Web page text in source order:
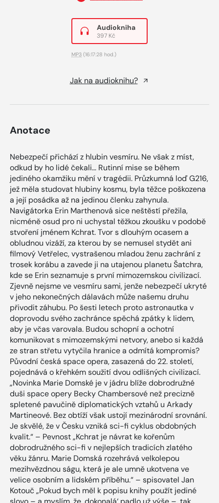
Audiokniha
397 Kč
MP3 (16:17:28 hod.)
Jak na audioknihu?
Anotace
Nebezpečí přichází z hlubin vesmíru. Ne však z míst,
odkud by ho lidé čekali… Rutinní mise se během
jediného okamžiku mění v tragédii. Průzkumná loď G216,
jež měla studovat hlubiny kosmu, byla těžce poškozena
a její posádka až na jedinou členku zahynula.
Navigátorka Erin Marthenová sice neštěstí přežila,
nicméně osud pro ni uchystal těžkou zkoušku v podobě
stvoření jménem Kchrat. Tvor s dlouhým ocasem a
obludnou vizáží, za kterou by se nemusel stydět ani
filmový Vetřelec, vystrašenou mladou ženu zachrání z
trosek korábu a zavede ji na utajenou planetu Šatchra,
kde se Erin seznamuje s první mimozemskou civilizací.
Zjevně nejsme ve vesmíru sami, jenže nebezpečí ukryté
v jeho nekonečných dálavách může našemu druhu
přivodit záhubu. Po šesti letech proto astronautka v
doprovodu svého zachránce spěchá zpátky k lidem,
aby je včas varovala. Budou schopní a ochotní
komunikovat s mimozemskými netvory, anebo si každá
ze stran střetu vytyčila hranice a odmítá kompromis?
Původní česká space opera, zasazená do 22. století,
pojednává o křehkém soužití dvou odlišných civilizací.
„Novinka Marie Domské je v jádru blíže dobrodružné
duši space opery Becky Chambersové než precizně
spletené pavučině diplomatických vztahů u Arkady
Martineové. Bez obtíží však ustojí mezinárodní srovnání.
Je skvělé, že v Česku vzniká sci-fi cyklus obdobných
kvalit.“ – Pevnost „Kchrat je návrat ke kořenům
dobrodružného sci-fi v nejlepších tradicích zlatého
věku žánru. Marie Domská rozehrává velkolepou
mezihvězdnou ságu, která je ale umně ukotvena ve
velice osobním a lidském příběhu.“ – spisovatel Jan
Kotouč „Pokud bych měl k popisu knihy použít jediné